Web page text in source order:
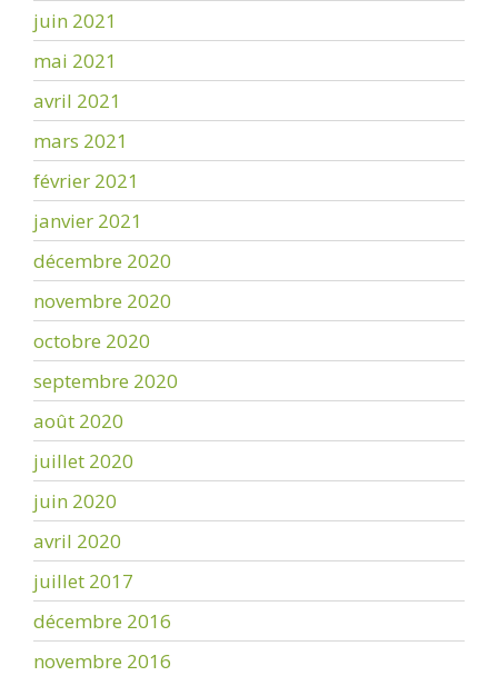
juin 2021
mai 2021
avril 2021
mars 2021
février 2021
janvier 2021
décembre 2020
novembre 2020
octobre 2020
septembre 2020
août 2020
juillet 2020
juin 2020
avril 2020
juillet 2017
décembre 2016
novembre 2016